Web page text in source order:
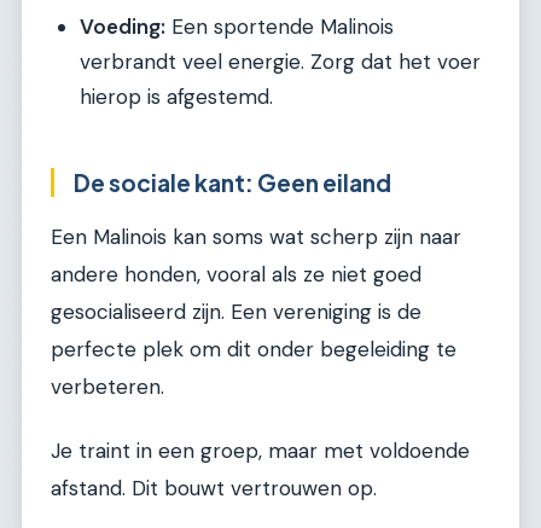
Voeding: Een sportende Malinois
verbrandt veel energie. Zorg dat het voer
hierop is afgestemd.
De sociale kant: Geen eiland
Een Malinois kan soms wat scherp zijn naar
andere honden, vooral als ze niet goed
gesocialiseerd zijn. Een vereniging is de
perfecte plek om dit onder begeleiding te
verbeteren.
Je traint in een groep, maar met voldoende
afstand. Dit bouwt vertrouwen op.